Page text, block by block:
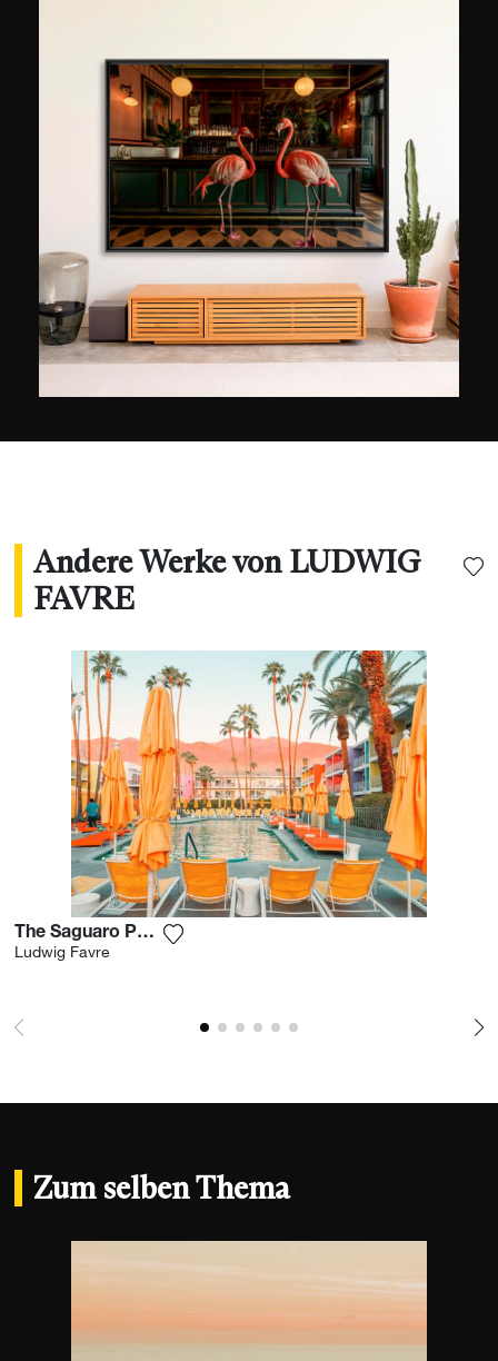
gerne spontan einfängt. Vor allem die, die
zwischen Frankreich und den Vereinigten
Staaten entstanden sind, wo er sich zu Hause
fühlt. Besonders in New York lässt sich Ludwig
Favre von der atemberaubenden Infrastruktur
der Stadt überraschen, die ihresgleichen sucht.
Wann immer er die Gelegenheit dazu hat,
offenbart er eine Vision, die sowohl dynamisch
als auch gelassen ist. Seine Bilder, die 2015 mit
dem Geo-Preis ausgezeichnet wurden, sind in
Paris, Sydney, Seoul, New York und Los Angeles
Andere Werke von LUDWIG
FAVRE
The Saguaro Palm Springs
Ludwig Favre
Zum selben Thema